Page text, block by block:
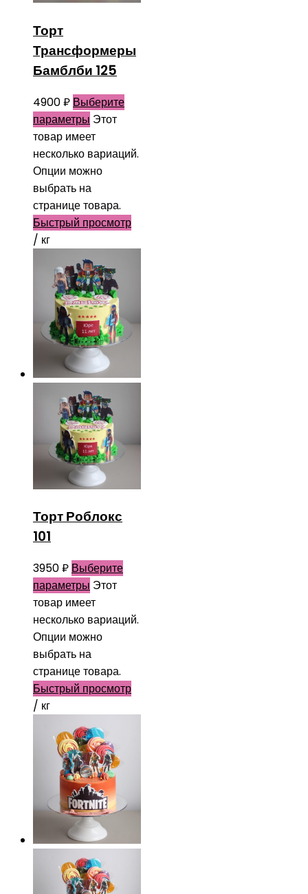
Торт
Трансформеры
Бамблби 125
4900₽ Выберите
параметры Этот
товар имеет
несколько вариаций.
Опции можно
выбрать на
странице товара.
Быстрый просмотр
/ кг
Торт Роблокс
101
3950₽ Выберите
параметры Этот
товар имеет
несколько вариаций.
Опции можно
выбрать на
странице товара.
Быстрый просмотр
/ кг